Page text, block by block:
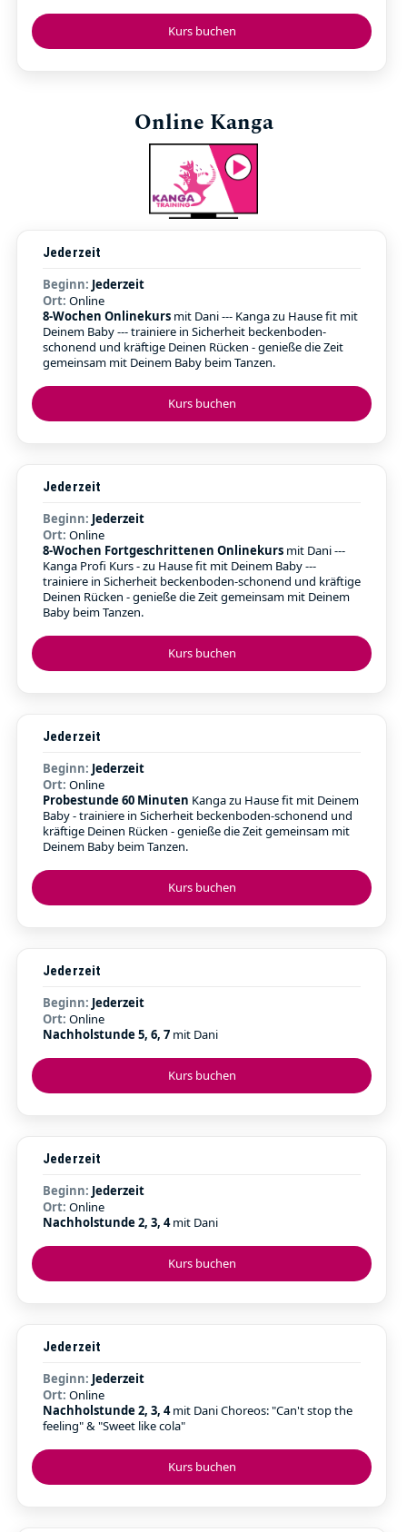
Kurs buchen
Online Kanga
Kurs buchen
Jederzeit
Beginn: Jederzeit
Ort: Online
8-Wochen Onlinekurs mit Dani --- Kanga zu Hause fit mit
Deinem Baby --- trainiere in Sicherheit beckenboden-
schonend und kräftige Deinen Rücken - genieße die Zeit
gemeinsam mit Deinem Baby beim Tanzen.
Kurs buchen
Jederzeit
Beginn: Jederzeit
Ort: Online
8-Wochen Fortgeschrittenen Onlinekurs mit Dani ---
Kanga Profi Kurs - zu Hause fit mit Deinem Baby ---
trainiere in Sicherheit beckenboden-schonend und kräftige
Deinen Rücken - genieße die Zeit gemeinsam mit Deinem
Baby beim Tanzen.
Kurs buchen
Jederzeit
Beginn: Jederzeit
Ort: Online
Probestunde 60 Minuten Kanga zu Hause fit mit Deinem
Baby - trainiere in Sicherheit beckenboden-schonend und
kräftige Deinen Rücken - genieße die Zeit gemeinsam mit
Deinem Baby beim Tanzen.
Kurs buchen
Jederzeit
Beginn: Jederzeit
Ort: Online
Nachholstunde 5, 6, 7 mit Dani
Kurs buchen
Jederzeit
Beginn: Jederzeit
Ort: Online
Nachholstunde 2, 3, 4mit Dani
Kurs buchen
Jederzeit
Beginn: Jederzeit
Ort: Online
Nachholstunde 2, 3, 4mit Dani Choreos: "Can't stop the
feeling" & "Sweet like cola"